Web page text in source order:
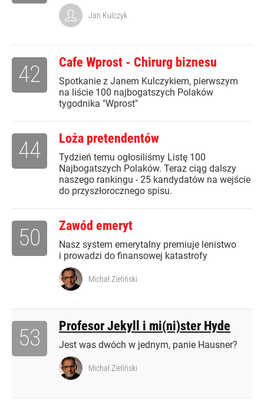
Jan Kulczyk
Cafe Wprost - Chirurg biznesu
Spotkanie z Janem Kulczykiem, pierwszym
na liście 100 najbogatszych Polaków
tygodnika "Wprost"
42
Loża pretendentów
Tydzień temu ogłosiliśmy Listę 100
Najbogatszych Polaków. Teraz ciąg dalszy
naszego rankingu - 25 kandydatów na wejście
do przyszłorocznego spisu.
44
Zawód emeryt
Nasz system emerytalny premiuje lenistwo
i prowadzi do finansowej katastrofy
50
Michał Zieliński
Profesor Jekyll i mi(ni)ster Hyde
Jest was dwóch w jednym, panie Hausner?
53
Michał Zieliński